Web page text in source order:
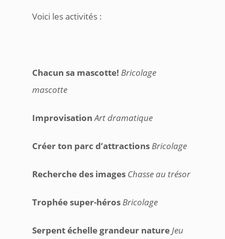
Voici les activités :
Chacun sa mascotte! Bricolage
mascotte
ImprovisationArt dramatique
Créer ton parc d’attractionsBricolage
Recherche des images Chasse au trésor
Trophée super-hérosBricolage
Serpent échelle grandeur natureJeu